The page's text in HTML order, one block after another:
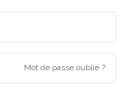
Mot de passe oublié ?